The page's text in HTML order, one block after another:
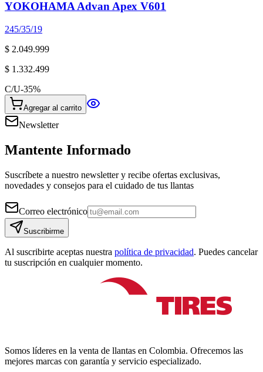
YOKOHAMA Advan Apex V601
245/35/19
$ 2.049.999
$ 1.332.499
C/U-35%
Agregar al carrito
Newsletter
Mantente Informado
Suscríbete a nuestro newsletter y recibe ofertas exclusivas,
novedades y consejos para el cuidado de tus llantas
Correo electrónico
Suscribirme
Al suscribirte aceptas nuestra política de privacidad. Puedes cancelar
tu suscripción en cualquier momento.
Somos líderes en la venta de llantas en Colombia. Ofrecemos las
mejores marcas con garantía y servicio especializado.